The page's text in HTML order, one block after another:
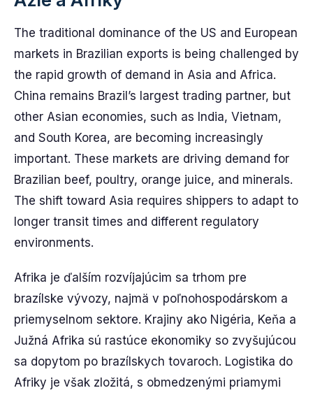
The traditional dominance of the US and European
markets in Brazilian exports is being challenged by
the rapid growth of demand in Asia and Africa.
China remains Brazil’s largest trading partner, but
other Asian economies, such as India, Vietnam,
and South Korea, are becoming increasingly
important. These markets are driving demand for
Brazilian beef, poultry, orange juice, and minerals.
The shift toward Asia requires shippers to adapt to
longer transit times and different regulatory
environments.
Afrika je ďalším rozvíjajúcim sa trhom pre
brazílske vývozy, najmä v poľnohospodárskom a
priemyselnom sektore. Krajiny ako Nigéria, Keňa a
Južná Afrika sú rastúce ekonomiky so zvyšujúcou
sa dopytom po brazílskych tovaroch. Logistika do
Afriky je však zložitá, s obmedzenými priamymi